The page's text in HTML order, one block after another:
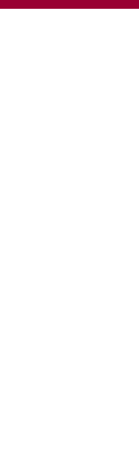
смогут получить